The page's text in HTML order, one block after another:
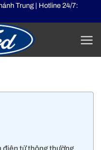
Trung | Hotline 24/7:
điện tử thông thường